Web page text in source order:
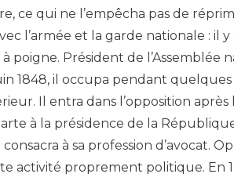
ce qui ne l’empêcha pas de
l’armée et la garde nationale : il y
poigne. Président de l’Assemblée
1848, il occupa pendant quelques
Il entra dans l’opposition après
à la présidence de la
à sa profession d’avocat.
activité proprement politique. En